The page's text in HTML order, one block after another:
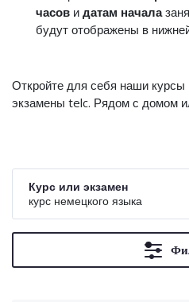
часов и датам начала
будут отображены в
Откройте для себя наши курсы
экзамены telc. Рядом с домом
Курс или экзамен
курс немецкого языка